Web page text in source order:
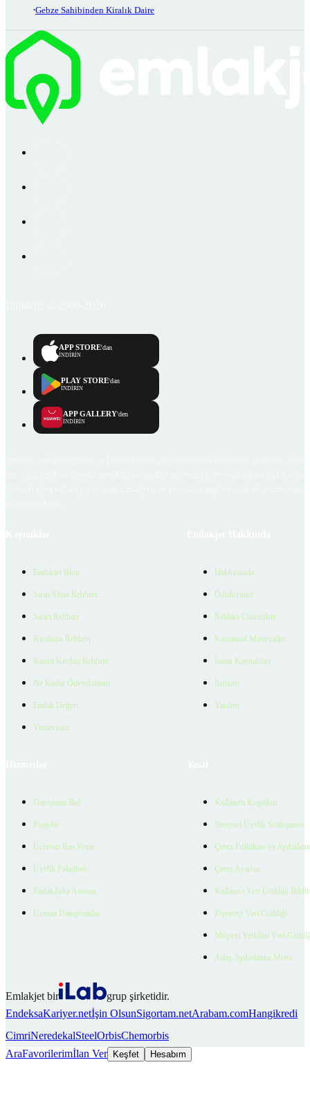
Gebze Sahibinden Kiralık Daire
APP STORE'dan
İNDİRİN
PLAY STORE'dan
İNDİRİN
APP GALLERY'den
İNDİRİN
Emlakjet Blog
Satın Alma Rehberi
Satıcı Rehberi
Kiralama Rehberi
Konut Kredisi Rehberi
Ne Kadar Ödeyebilirim
Emlak Değeri
Verilerimiz
Hakkımızda
Ödüllerimiz
Reklam Çözümleri
Kurumsal Materyaller
İnsan Kaynakları
İletişim
Yardım
Danışman Bul
Projeler
Ücretsiz İlan Verin
Üyelik Paketleri
EmlakZeka Asistan
Uzman Danışmanlar
Kullanım Koşulları
Bireysel Üyelik Sözleşmesi
Çerez Politikası ve
Çerez Ayarları
Kullanıcı Veri Gizliliği
Ziyaretçi Veri Gizliliği
Müşteri Yetkilisi Veri
Aday Aydınlatma Metni
Emlakjet bir
grup şirketidir.
EndeksaKariyer.netİşin OlsunSigortam.netArabam.comHangikredi
CimriNeredekalSteelOrbisChemorbis
AraFavorilerimİlan Ver Keşfet Hesabım